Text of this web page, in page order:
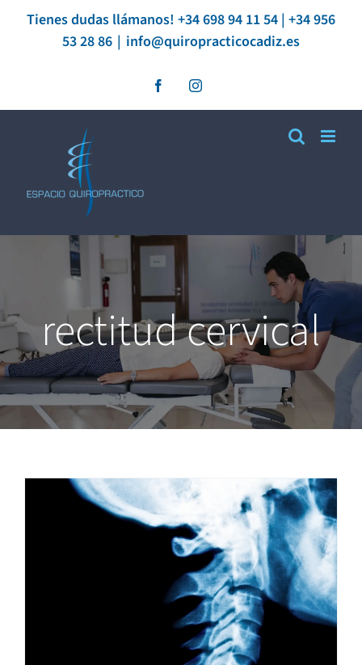
SaltarTienes dudas llámanos! +34 698 94 11 54 | +34 956
53 28 86 | info@quiropracticocadiz.es
FacebookInstagram
rectitud cervical